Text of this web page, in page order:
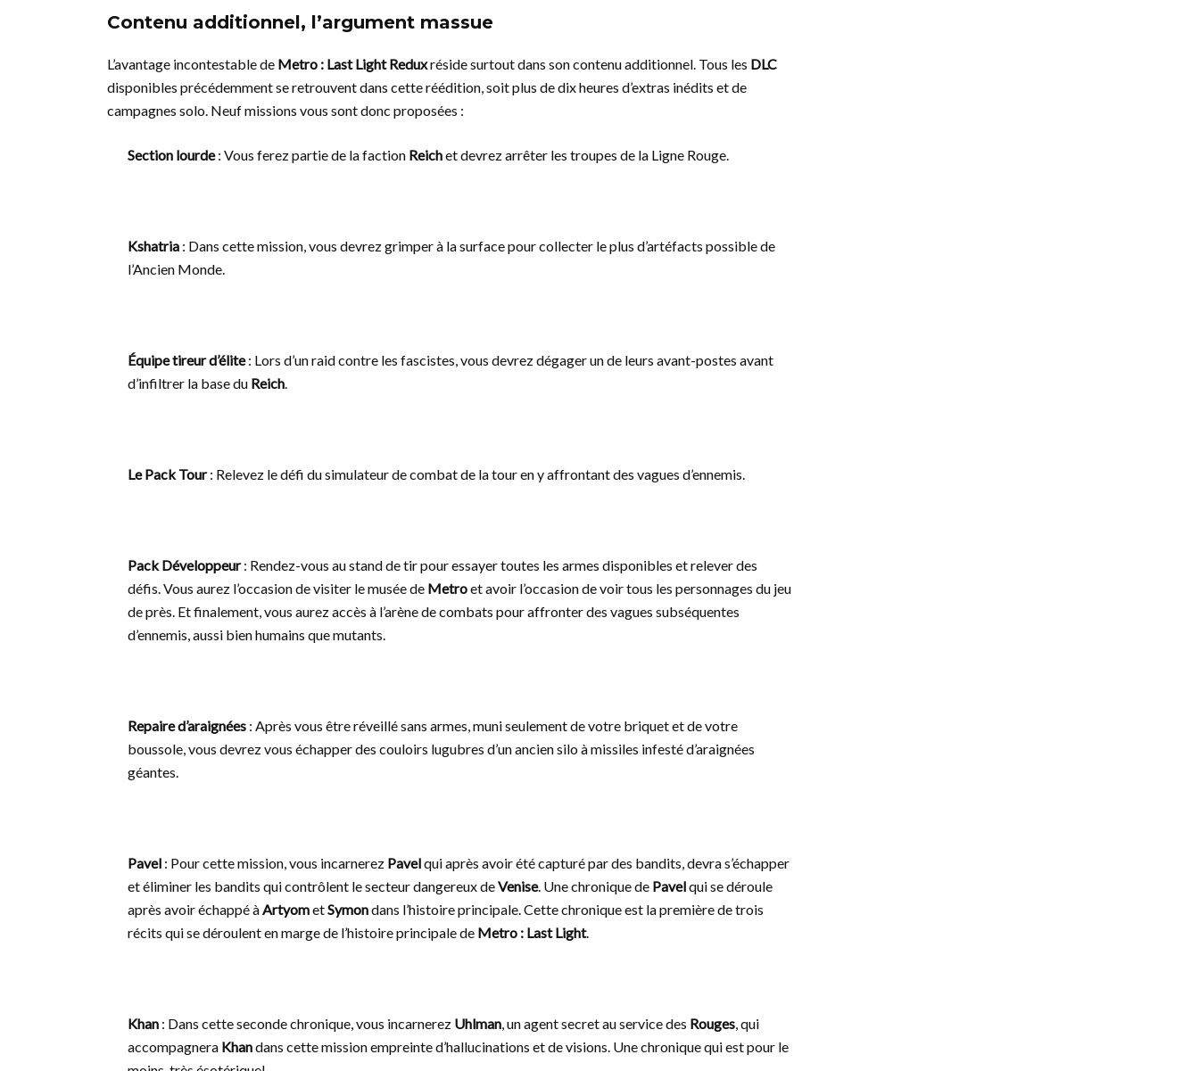
Contenu additionnel, l’argument massue
L’avantage incontestable de Metro : Last Light Reduxréside surtout dans son contenu additionnel. Tous les DLC
disponibles précédemment se retrouvent dans cette réédition, soit plus de dix heures d’extras inédits et de
campagnes solo. Neuf missions vous sont donc proposées :
Section lourde: Vous ferez partie de la faction Reichet devrez arrêter les troupes de la Ligne Rouge.
Kshatria : Dans cette mission, vous devrez grimper à la surface pour collecter le plus d’artéfacts possible de
l’Ancien Monde.
Équipe tireur d’élite: Lors d’un raid contre les fascistes, vous devrez dégager un de leurs avant-postes avant
d’infiltrer la base du Reich.
Le Pack Tour: Relevez le défi du simulateur de combat de la tour en y affrontant des vagues d’ennemis.
Pack Développeur: Rendez-vous au stand de tir pour essayer toutes les armes disponibles et relever des
défis. Vous aurez l’occasion de visiter le musée de Metroet avoir l’occasion de voir tous les personnages du jeu
de près. Et finalement, vous aurez accès à l’arène de combats pour affronter des vagues subséquentes
d’ennemis, aussi bien humains que mutants.
Repaire d’araignées : Après vous être réveillé sans armes, muni seulement de votre briquet et de votre
boussole, vous devrez vous échapper des couloirs lugubres d’un ancien silo à missiles infesté d’araignées
géantes.
Pavel : Pour cette mission, vous incarnerez Pavelqui après avoir été capturé par des bandits, devra s’échapper
et éliminer les bandits qui contrôlent le secteur dangereux deVenise. Une chronique de Pavelqui se déroule
après avoir échappé àArtyometSymondans l’histoire principale. Cette chronique est la première de trois
récits qui se déroulent en marge de l’histoire principale de Metro : Last Light.
Khan : Dans cette seconde chronique, vous incarnerez Uhlman, un agent secret au service des Rouges, qui
accompagnera Khandans cette mission empreinte d’hallucinations et de visions. Une chronique qui est pour le